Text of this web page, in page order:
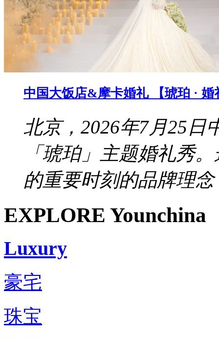
中国大饭店&摩卡婚礼 【琥珀 ·
北京，2026年7月25日
「琥珀」主题婚礼秀
的重要时刻的品牌理念
EXPLORE Younchina
Luxury
豪宅
珠宝